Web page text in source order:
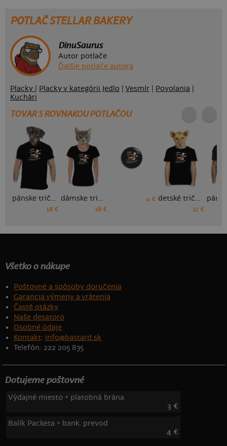
POTLAČ STELLAR BAKERY
DinuSaurus
Autor potlače
Ďalšie potlače autora
Placky Placky v kategórii Jedlo |Vesmír Povolania
Kuchári
TOVAR S ROVNAKOU POTLAČOU
pánske tričko
18 €
dámske tričko
18 €
0 € detské tričko
17 €
Všetko o nákupe
Poštovné a spôsoby doručenia
Garancia výmeny a vrátenia
Časté otázky
Naše desatoro
Osobné údaje
Kontakt: info@bastard.sk
Telefón: 222 205 835
Dotujeme poštovné
Výdajné miesto + platobná brána
3 €
Balík Packeta + bank. prevod
4 €